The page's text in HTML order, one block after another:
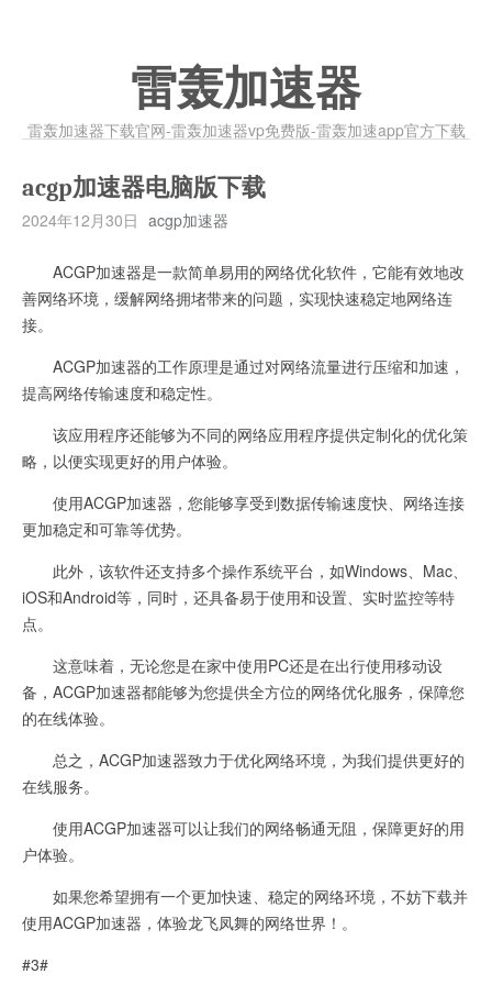
雷轰加速器
雷轰加速器下载官网-雷轰加速器vp免费版-雷轰加速app官方下载
acgp加速器电脑版下载
2024年12月30日 acgp加速器
ACGP加速器是一款简单易用的网络优化软件，它能有效地改
善网络环境，缓解网络拥堵带来的问题，实现快速稳定地网络连
接。
ACGP加速器的工作原理是通过对网络流量进行压缩和加速，
提高网络传输速度和稳定性。
该应用程序还能够为不同的网络应用程序提供定制化的优化策
略，以便实现更好的用户体验。
使用ACGP加速器，您能够享受到数据传输速度快、网络连接
更加稳定和可靠等优势。
此外，该软件还支持多个操作系统平台，如Windows、Mac、
iOS和Android等，同时，还具备易于使用和设置、实时监控等特
点。
这意味着，无论您是在家中使用PC还是在出行使用移动设
备，ACGP加速器都能够为您提供全方位的网络优化服务，保障您
的在线体验。
总之，ACGP加速器致力于优化网络环境，为我们提供更好的
在线服务。
使用ACGP加速器可以让我们的网络畅通无阻，保障更好的用
户体验。
如果您希望拥有一个更加快速、稳定的网络环境，不妨下载并
使用ACGP加速器，体验龙飞凤舞的网络世界！。
#3#